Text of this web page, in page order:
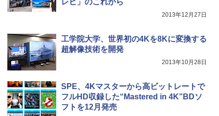
レビ」のこれから
2013年12月27日
工学院大学、世界初の4Kを8Kに変換する
超解像技術を開発
2013年10月28日
SPE、4Kマスターから高ビットレートで
フルHD収録した“Mastered in 4K”BDソ
フトを12月発売